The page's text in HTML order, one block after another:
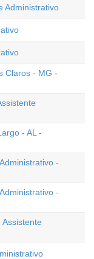
Administrativo
Claros - MG -
- AL -
-
-